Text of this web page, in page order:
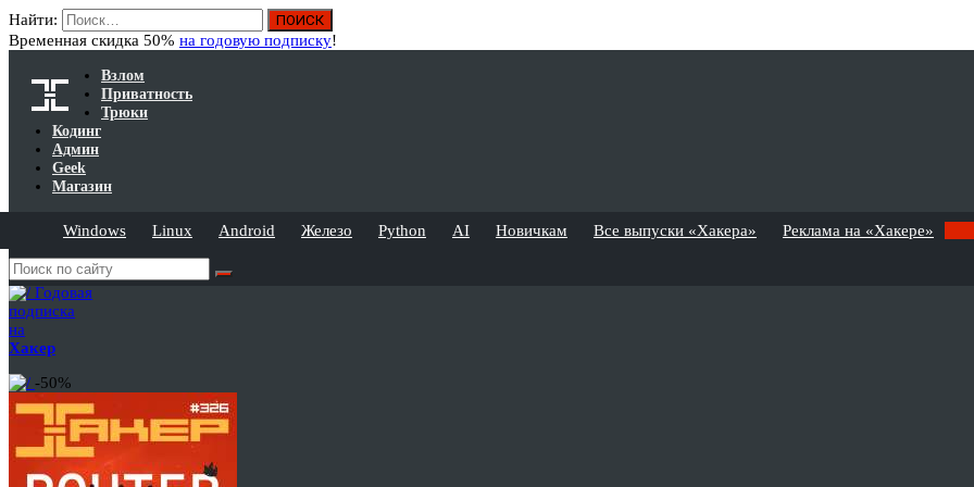
Найти:
Временная скидка 50% на годовую подписку!
Взлом
Приватность
Трюки
Кодинг
Админ
Geek
Магазин
Windows Linux Android Железо Python AI Новичкам Все выпуски «Хакера» Реклама на «Хакере»
Годовая
подписка
на
Хакер
-50%